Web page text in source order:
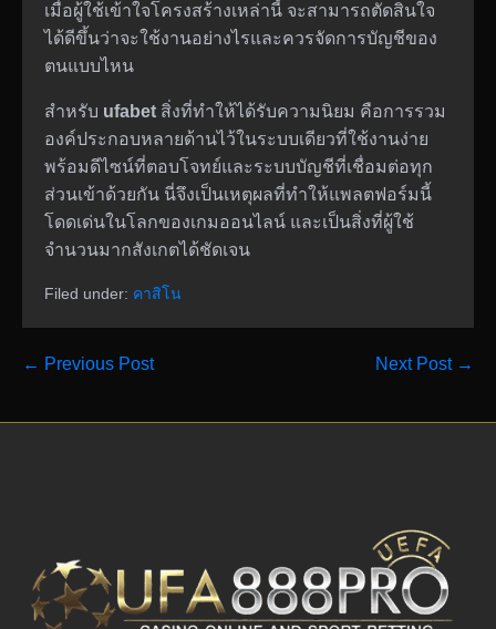
เมื่อผู้ใช้เข้าใจโครงสร้างเหล่านี้ จะสามารถตัดสินใจ
ได้ดีขึ้นว่าจะใช้งานอย่างไรและควรจัดการบัญชีของ
ตนแบบไหน
สำหรับ ufabet สิ่งที่ทำให้ได้รับความนิยม คือการรวม
องค์ประกอบหลายด้านไว้ในระบบเดียวที่ใช้งานง่าย
พร้อมดีไซน์ที่ตอบโจทย์และระบบบัญชีที่เชื่อมต่อทุก
ส่วนเข้าด้วยกัน นี่จึงเป็นเหตุผลที่ทำให้แพลตฟอร์มนี้
โดดเด่นในโลกของเกมออนไลน์ และเป็นสิ่งที่ผู้ใช้
จำนวนมากสังเกตได้ชัดเจน
Filed under: คาสิโน
← Previous Post Next Post →